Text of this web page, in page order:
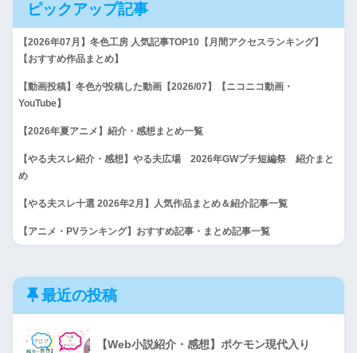
ピックアップ記事
【2026年07月】冬色工房 人気記事TOP10【月間アクセスランキング】
【おすすめ作品まとめ】
【動画投稿】冬色が投稿した動画【2026/07】【ニコニコ動画・
YouTube】
【2026年夏アニメ】紹介・感想まとめ一覧
【やる夫スレ紹介・感想】やる夫広場 2026年GWプチ短編祭 紹介まと
め
【やる夫スレ十選 2026年2月】人気作品まとめ＆紹介記事一覧
【アニメ・PVランキング】おすすめ記事・まとめ記事一覧
最近の投稿
【Web小説紹介・感想】ポケモン現代入り